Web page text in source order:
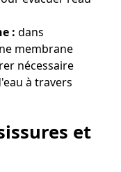
: dans
membrane
nécessaire
à travers
et